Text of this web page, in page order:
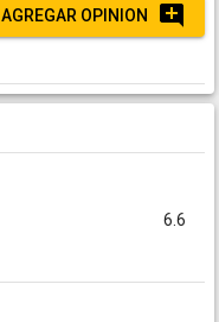
AGREGAR OPINION
6.6